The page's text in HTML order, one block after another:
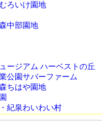
ろいけ園地
中部園地
ージアム ハーベストの丘
公園サバーファーム
ちはや園地
紀泉わいわい村